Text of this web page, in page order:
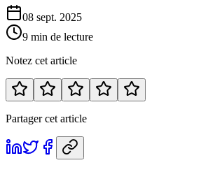
08 sept. 2025
9 min de lecture
Notez cet article
Partager cet article